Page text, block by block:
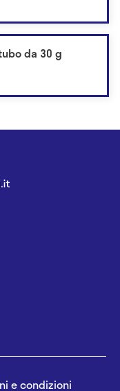
da 30 g
e condizioni